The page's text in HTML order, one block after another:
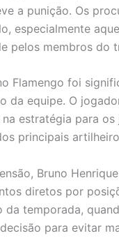
a punição. Os
especialmente
pelos membros do
Flamengo foi
da equipe. O
estratégia para
principais
Bruno
diretos por
da temporada,
para evitar